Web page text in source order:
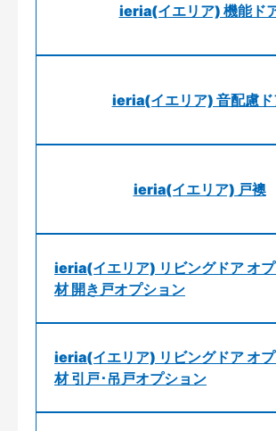
ieria(イエリア) 機能ド
ieria(イエリア) 音配慮ド
ieria(イエリア) 戸襖
ieria(イエリア) リビングドア オ
材 開き戸オプション
ieria(イエリア) リビングドア オ
材 引戸･吊戸オプション